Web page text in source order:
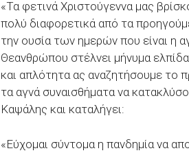
«Τα φετινά Χριστούγεννα μας
πολύ διαφορετικά από τα
την ουσία των ημερών που είναι η
Θεανθρώπου στέλνει μήνυμα
και απλότητα ας αναζητήσουμε το
τα αγνά συναισθήματα να
Καψάλης και καταλήγει:
«Εύχομαι σύντομα η πανδημία να